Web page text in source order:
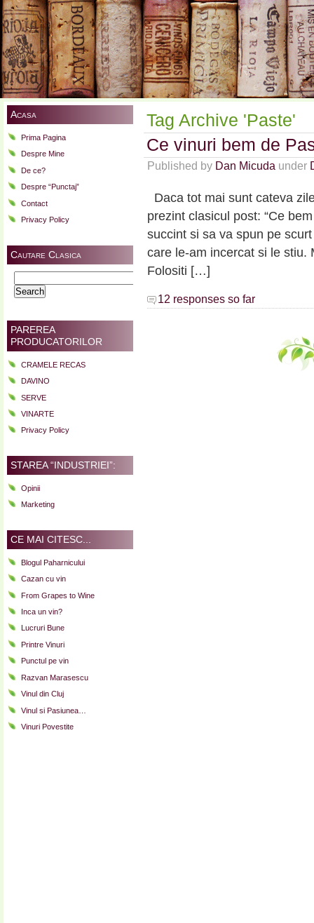
Acasa
Prima Pagina
Despre Mine
De ce?
Despre “Punctaj”
Contact
Privacy Policy
Cautare Clasica
for:
PAREREA
PRODUCATORILOR
CRAMELE RECAS
DAVINO
SERVE
VINARTE
Privacy Policy
STAREA “INDUSTRIEI”:
Opinii
Marketing
CE MAI CITESC...
Blogul Paharnicului
Cazan cu vin
From Grapes to Wine
Inca un vin?
Lucruri Bune
Printre Vinuri
Punctul pe vin
Razvan Marasescu
Vinul din Cluj
Vinul si Pasiunea…
Vinuri Povestite
Tag Archive 'Paste'
Ce vinuri bem de
Published by Dan Micuda under
Daca tot mai sunt cateva
prezint clasicul post: “Ce
succint si sa va spun pe
care le-am incercat si le stiu.
Folositi […]
12 responses so far